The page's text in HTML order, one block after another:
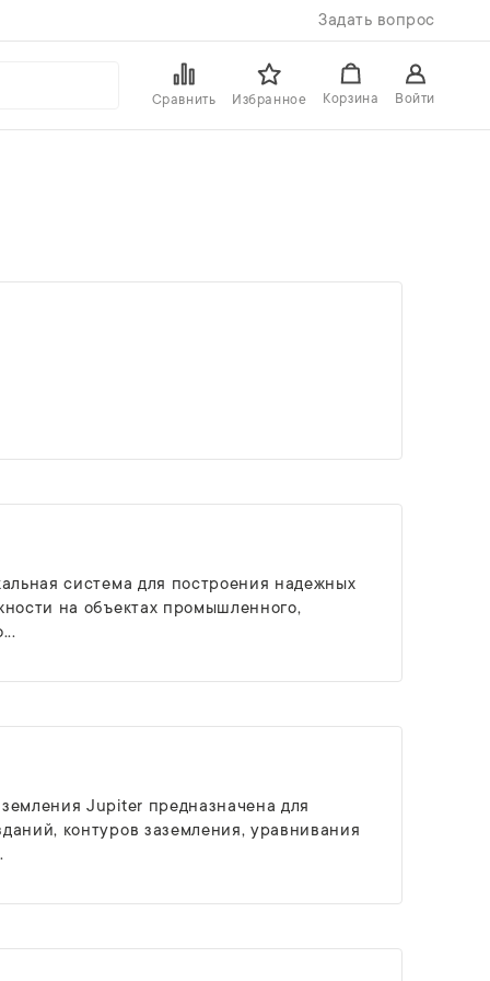
Задать вопрос
Сравнить Избранное Корзина Войти
система для построения надежных
на объектах промышленного,
Jupiter предназначена для
контуров заземления, уравнивания